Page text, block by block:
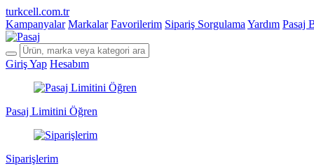
turkcell.com.tr
Kampanyalar Markalar Favorilerim Sipariş Sorgulama Yardım Pasaj
Giriş Yap Hesabım
Pasaj Limitini Öğren
Siparişlerim